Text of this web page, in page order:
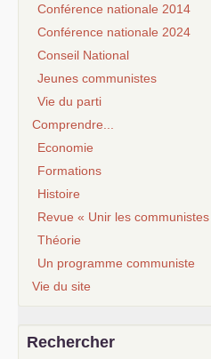
Conférence nationale 2014
Conférence nationale 2024
Conseil National
Jeunes communistes
Vie du parti
Comprendre...
Economie
Formations
Histoire
Revue « Unir les
Théorie
Un programme communiste
Vie du site
Rechercher